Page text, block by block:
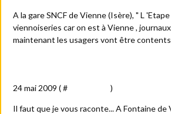
A la gare SNCF de Vienne (Isère), " L
viennoiseries car on est à Vienne ,
maintenant les usagers vont être
24 mai 2009 ( # )
Il faut que je vous raconte... A Fontaine de